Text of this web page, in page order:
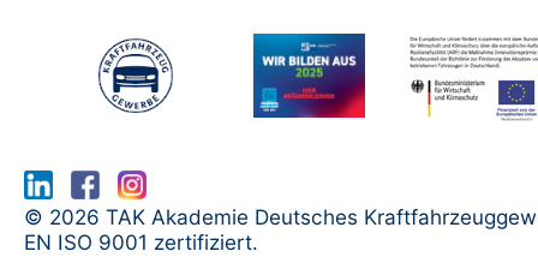
© 2026 TAK Akademie Deutsches
EN ISO 9001 zertifiziert.